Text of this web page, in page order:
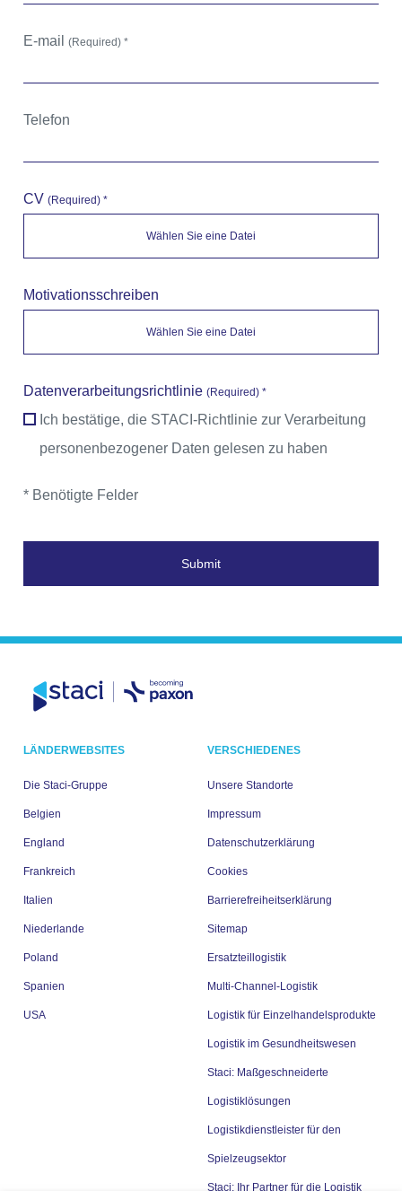
E-mail (Required) *
Telefon
CV (Required) *
Motivationsschreiben
Datenverarbeitungsrichtlinie (Required) *
Ich bestätige, die STACI-Richtlinie zur Verarbeitung
personenbezogener Daten gelesen zu haben
* Benötigte Felder
Submit
LÄNDERWEBSITES
Die Staci-Gruppe
Belgien
England
Frankreich
Italien
Niederlande
Poland
Spanien
USA
VERSCHIEDENES
Unsere Standorte
Impressum
Datenschutzerklärung
Cookies
Barrierefreiheitserklärung
Sitemap
Ersatzteillogistik
Multi-Channel-Logistik
Logistik für Einzelhandelsprodukte
Logistik im Gesundheitswesen
Staci: Maßgeschneiderte
Logistiklösungen
Logistikdienstleister für den
Spielzeugsektor
Staci: Ihr Partner für die Logistik